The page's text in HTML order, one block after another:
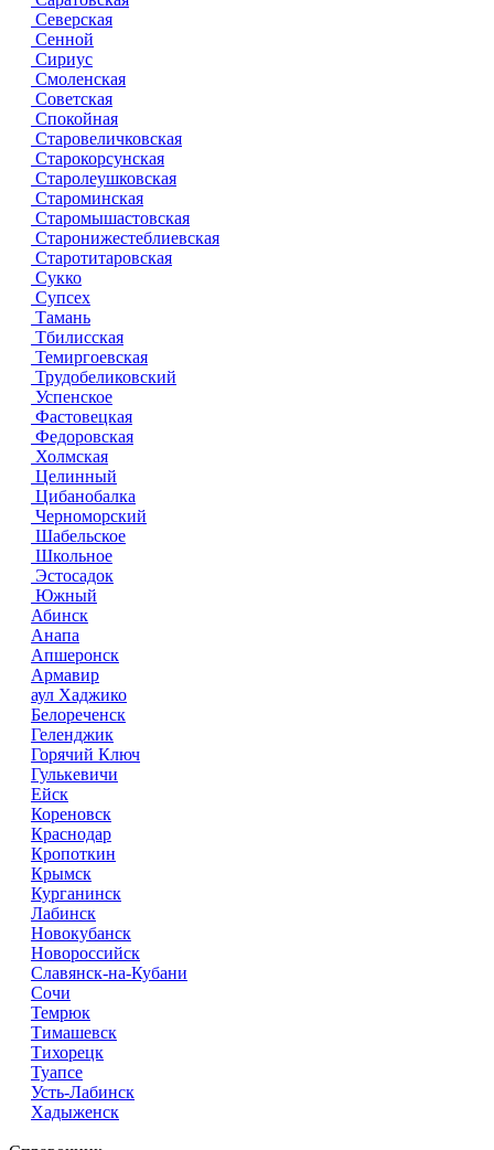
Северская
Сенной
Сириус
Смоленская
Советская
Спокойная
Старовеличковская
Старокорсунская
Старолеушковская
Староминская
Старомышастовская
Старонижестеблиевская
Старотитаровская
Сукко
Супсех
Тамань
Тбилисская
Темиргоевская
Трудобеликовский
Успенское
Фастовецкая
Федоровская
Холмская
Целинный
Цибанобалка
Черноморский
Шабельское
Школьное
Эстосадок
Южный
Абинск
Анапа
Апшеронск
Армавир
аул Хаджико
Белореченск
Геленджик
Горячий Ключ
Гулькевичи
Ейск
Кореновск
Краснодар
Кропоткин
Крымск
Курганинск
Лабинск
Новокубанск
Новороссийск
Славянск-на-Кубани
Сочи
Темрюк
Тимашевск
Тихорецк
Туапсе
Усть-Лабинск
Хадыженск